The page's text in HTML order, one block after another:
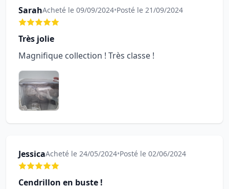
SarahAcheté le 09/09/2024•Posté le 21/09/2024
Très jolie
Magnifique collection ! Très classe !
JessicaAcheté le 24/05/2024•Posté le 02/06/2024
Cendrillon en buste !